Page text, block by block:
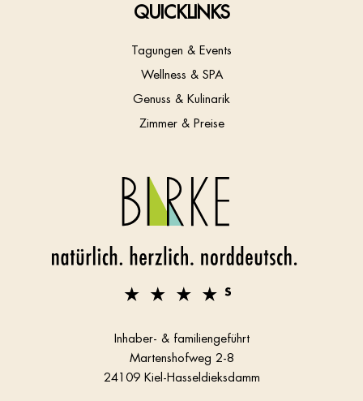
QUICKLINKS
Tagungen & Events
Wellness & SPA
Genuss & Kulinarik
Zimmer & Preise
Inhaber- & familiengeführt
Martenshofweg 2-8
24109 Kiel-Hasseldieksdamm